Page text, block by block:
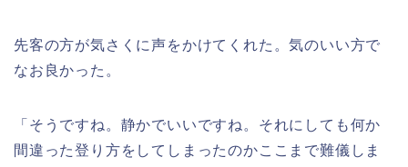
先客の方が気さくに声をかけてくれた。気のいい方で
なお良かった。
「そうですね。静かでいいですね。それにしても何か
間違った登り方をしてしまったのかここまで難儀しま